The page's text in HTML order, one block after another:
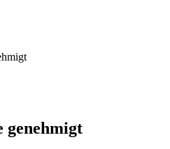
genehmigt